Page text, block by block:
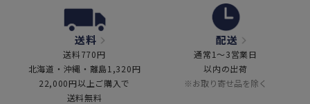
送料
送料770円
北海道・沖縄・離島1,320円
22,000円以上ご購入で
送料無料
配送
通常1～3営業日
以内の出荷
※お取り寄せ品を除く